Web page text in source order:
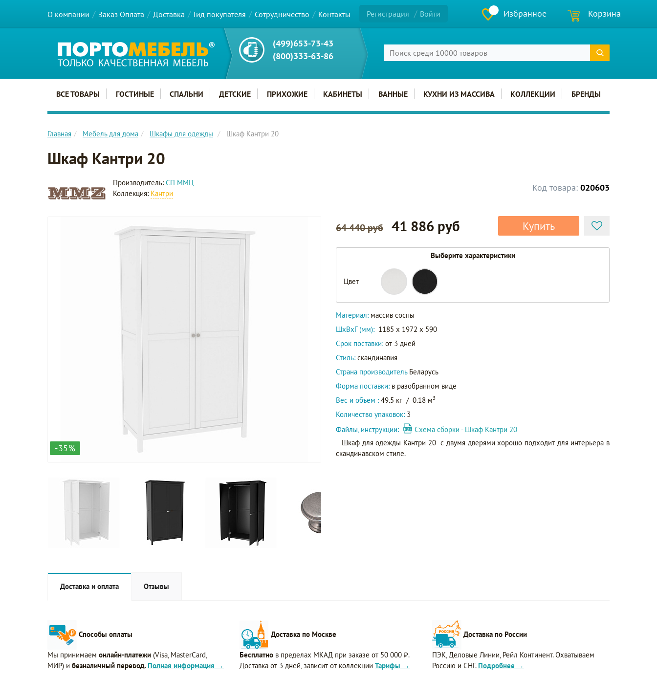
О компании Заказ Оплата Доставка Гид покупателя Сотрудничество Контакты Регистрация Войти Избранное Корзина
(499)653-73-43
(800)333-63-86
Главное меню сайта
ВСЕ ТОВАРЫ ГОСТИНЫЕ СПАЛЬНИ ДЕТСКИЕ ПРИХОЖИЕ КАБИНЕТЫ ВАННЫЕ КУХНИ ИЗ МАССИВА КОЛЛЕКЦИИ БРЕНДЫ
Главная Мебель для дома Шкафы для одежды Шкаф Кантри 20
Шкаф Кантри 20
Код товара: 020603
Производитель: СП ММЦ
Коллекция: Кантри
-35%
64 440 руб 41 886 руб Купить
Выберите характеристики
Цвет
Материал: массив сосны
ШxВxГ (мм): 1185 x 1972 x 590
Срок поставки: от 3 дней
Стиль: скандинавия
Страна производитель Беларусь
Форма поставки: в разобранном виде
Вес и объем : 49.5 кг / 0.18 м3
Количество упаковок: 3
Файлы, инструкции:
Схема сборки - Шкаф Кантри 20
Шкаф для одежды Кантри 20 с двумя дверями хорошо подходит для интерьера в
скандинавском стиле.
Доставка и оплата Отзывы
Способы оплаты
Мы принимаем онлайн-платежи (Visa, MasterCard,
МИР) и безналичный перевод. Полная информация →
Доставка по Москве
Бесплатно в пределах МКАД при заказе от 50 000 ₽.
Доставка от 3 дней, зависит от коллекцииТарифы →
Доставка по России
ПЭК, Деловые Линии, Рейл Континент. Охватываем
Россию и СНГ. Подробнее →